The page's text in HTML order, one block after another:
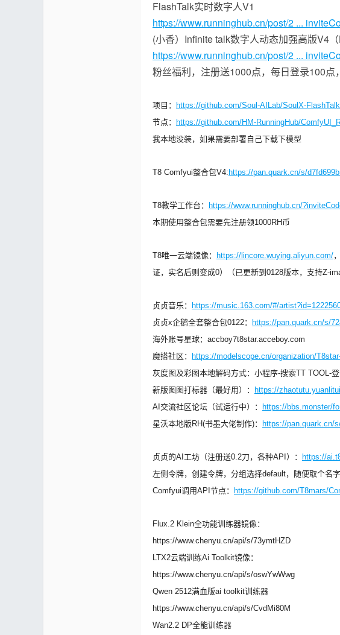
FlashTalk实时数字人V1
https://www.runninghub.cn/post/2 ...
(小香）Infinite talk数字人动态加强高版V4（
https://www.runninghub.cn/post/2 ...
粉丝福利，注册送1000点，每日登录100点
项目：
https://github.com/Soul-AILab/SoulX-FlashTalk
节点：
https://github.com/HM-RunningHub/
我本地没装，如果需要部署自己下载下模型
T8 Comfyui整合包V4: https://pan.quark.cn/s/
T8教学工作台：
https://www.runninghub.cn/
本期使用整合包需要先注册领1000RH币
T8唯一云端镜像： https://lincore.wuying.aliyun.com/
证，实名后则变成0）（已更新到0128版本，支持Z-
贞贞音乐：
https://music.163.com/#/
贞贞x企鹅全套整合包0122：
https://pan.quark.cn/s/
海外账号星球：accboy7t8star.acceboy.com
魔搭社区：
https://modelscope.cn/organization/
灰度图及彩图本地解码方式：小程序-搜索TT TOOL-
新版图图打标器（最好用）：
https://
AI交流社区论坛（试运行中）：
https://bbs.monster/
星沃本地版RH(书墨大佬制作)：
https://pan.quark.cn/
贞贞的AI工坊（注册送0.2刀，各种API）：
https://
左侧令牌，创建令牌，分组选择default，随便取个名
Comfyui调用API节点：
https://github.com/T8mars/
Flux.2 Klein全功能训练器镜像：
https://www.chenyu.cn/api/s/73ymtHZD
LTX2云端训练Ai Toolkit镜像：
https://www.chenyu.cn/api/s/oswYwWwg
Qwen 2512满血版ai toolkit训练器
https://www.chenyu.cn/api/s/CvdMi80M
Wan2.2 DP全能训练器